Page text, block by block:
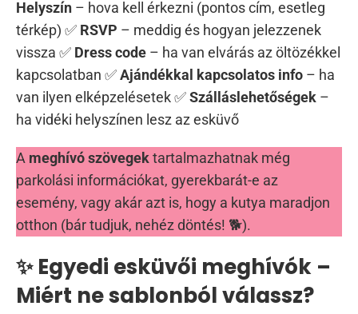
Helyszín – hova kell érkezni (pontos cím, esetleg
térkép) ✅ RSVP – meddig és hogyan jelezzenek
vissza ✅ Dress code – ha van elvárás az öltözékkel
kapcsolatban ✅Ajándékkal kapcsolatos info – ha
van ilyen elképzelésetek ✅Szálláslehetőségek –
ha vidéki helyszínen lesz az esküvő
A meghívó szövegektartalmazhatnak még
parkolási információkat, gyerekbarát-e az
esemény, vagy akár azt is, hogy a kutya maradjon
otthon (bár tudjuk, nehéz döntés! 🐕).
✨ Egyedi esküvői meghívók –
Miért ne sablonból válassz?